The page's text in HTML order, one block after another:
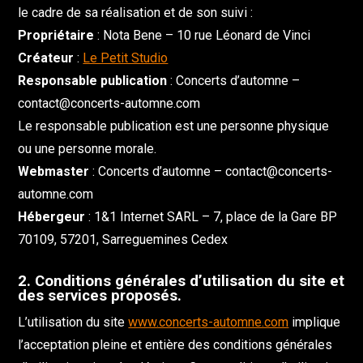
le cadre de sa réalisation et de son suivi :
Propriétaire : Nota Bene – 10 rue Léonard de Vinci
Créateur : Le Petit Studio
Responsable publication : Concerts d’automne –
contact@concerts-automne.com
Le responsable publication est une personne physique
ou une personne morale.
Webmaster : Concerts d’automne – contact@concerts-
automne.com
Hébergeur : 1&1 Internet SARL – 7, place de la Gare BP
70109, 57201, Sarreguemines Cedex
2. Conditions générales d’utilisation du site et
des services proposés.
L’utilisation du sitewww.concerts-automne.com implique
l’acceptation pleine et entière des conditions générales